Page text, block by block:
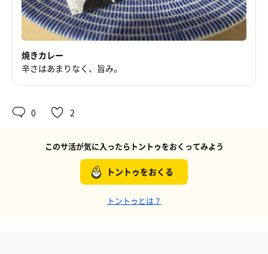
焼きカレー
辛さはあまりなく、旨み。
0 2
このサ活が気に入ったらトントゥをおくってみよう
トントゥをおくる
トントゥとは？